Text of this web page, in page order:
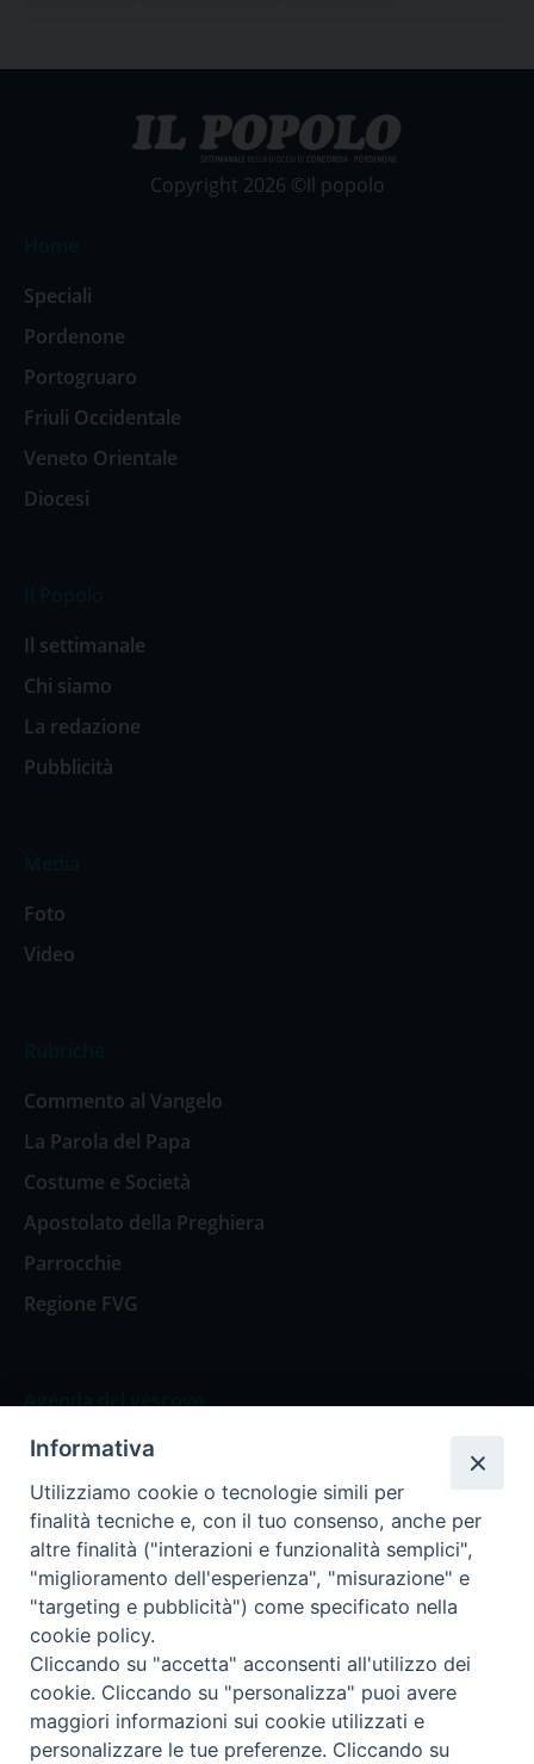
Copyright 2026 ©Il popolo
Speciali
Pordenone
Portogruaro
Friuli Occidentale
Veneto Orientale
Diocesi
Il settimanale
Chi siamo
La redazione
Pubblicità
Foto
Video
Commento al Vangelo
La Parola del Papa
Costume e Società
Apostolato della Preghiera
Parrocchie
Regione FVG
Agenda del vescovo
Agenda del vescovo
Privacy Policy Trasparenza
Termini e Condizioni
Informativa per il trattamento dei dati personali
Informativa
Utilizziamo cookie o tecnologie simili per
finalità tecniche e, con il tuo consenso, anche per
altre finalità ("interazioni e funzionalità semplici",
"miglioramento dell'esperienza", "misurazione" e
"targeting e pubblicità") come specificato nella
cookie policy.
Cliccando su "accetta" acconsenti all'utilizzo dei
cookie. Cliccando su "personalizza" puoi avere
maggiori informazioni sui cookie utilizzati e
personalizzare le tue preferenze. Cliccando su